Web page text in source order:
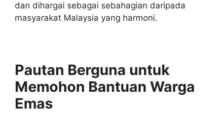
dan dihargai sebagai sebahagian daripada
masyarakat Malaysia yang harmoni.
Pautan Berguna untuk
Memohon Bantuan Warga
Emas